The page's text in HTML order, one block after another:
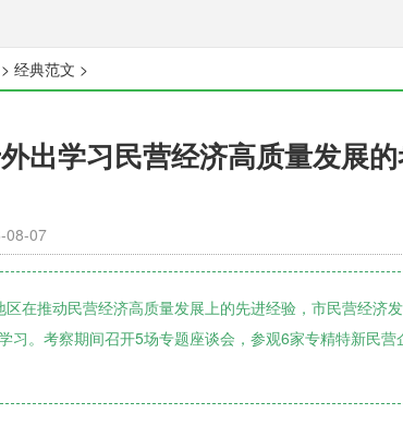
> 经典范文 >
出学习民营经济高质量发展
08-07
区在推动民营经济高质量发展上的先进经验，市民营经济
习。考察期间召开5场专题座谈会，参观6家专精特新民